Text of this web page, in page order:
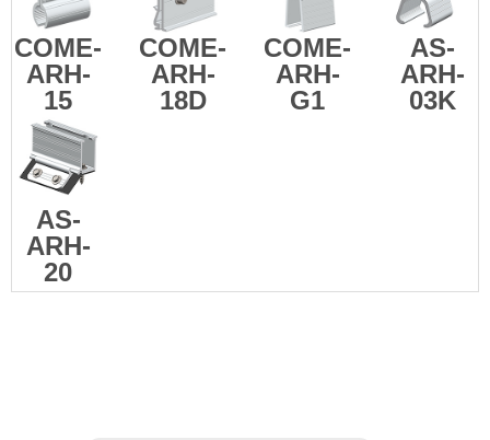
COME-
ARH-
15
COME-
ARH-
18D
COME-
ARH-
G1
AS-
ARH-
03K
AS-
ARH-
20